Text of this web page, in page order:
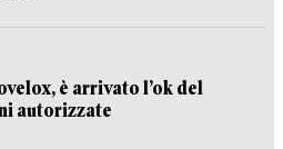
è arrivato l’ok del
autorizzate